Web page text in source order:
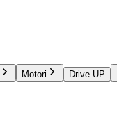
Motori Drive UP